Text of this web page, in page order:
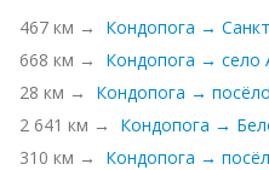
467 км →
Кондопога →
668 км →
Кондопога → село
28 км →
Кондопога →
2 641 км →
Кондопога →
310 км →
Кондопога →